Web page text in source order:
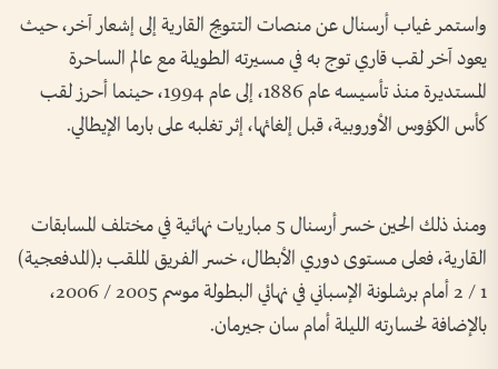
واستمر غياب أرسنال عن منصات التتويج القارية إلى إشعار آخر، حيث
يعود آخر لقب قاري توج به في مسيرته الطويلة مع عالم الساحرة
المستديرة منذ تأسيسه عام 1886، إلى عام 1994، حينما أحرز لقب
كأس الكؤوس الأوروبية، قبل إلغائها، إثر تغلبه على بارما الإيطالي.
ومنذ ذلك الحين خسر أرسنال 5 مباريات نهائية في مختلف المسابقات
القارية، فعلى مستوى دوري الأبطال، خسر الفريق الملقب بـ(المدفعجية)
1 / 2 أمام برشلونة الإسباني في نهائي البطولة موسم 2005 / 2006،
بالإضافة لخسارته الليلة أمام سان جيرمان.